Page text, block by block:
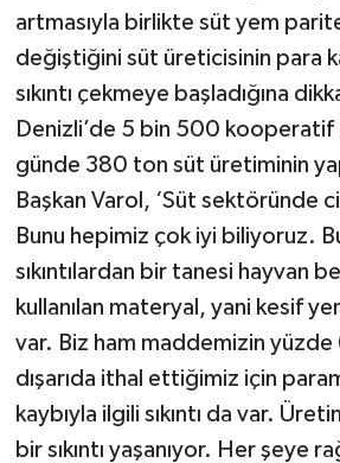
artmasıyla birlikte süt yem
değiştiğini süt üreticisinin para
sıkıntı çekmeye başladığına
Denizli’de 5 bin 500 kooperatif
günde 380 ton süt üretiminin
Başkan Varol, ‘Süt sektöründe
Bunu hepimiz çok iyi biliyoruz.
sıkıntılardan bir tanesi hayvan
kullanılan materyal, yani kesif
var. Biz ham maddemizin
dışarıda ithal ettiğimiz için
kaybıyla ilgili sıkıntı da var.
bir sıkıntı yaşanıyor. Her şeye